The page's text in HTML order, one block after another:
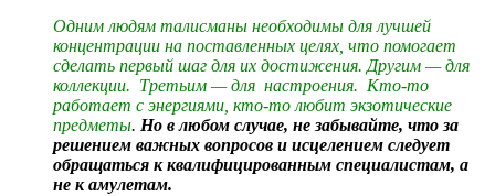
Одним людям талисманы необходимы для лучшей
концентрации на поставленных целях, что помогает
сделать первый шаг для их достижения. Другим — для
коллекции. Третьим — для настроения. Кто-то
работает с энергиями, кто-то любит экзотические
предметы. Но в любом случае, не забывайте, что за
решением важных вопросов и исцелением следует
обращаться к квалифицированным специалистам, а
не к амулетам.